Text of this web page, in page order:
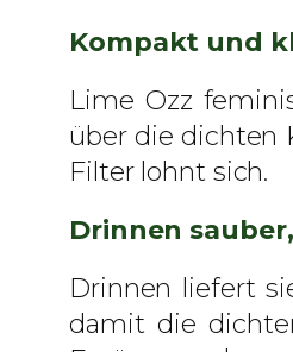
Kompakt und
Lime Ozz
über die dichten
Filter lohnt sich.
Drinnen
Drinnen liefert
damit die